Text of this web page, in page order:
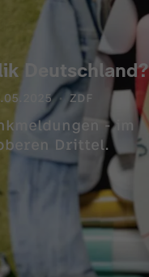
Deutschland?
ZDF
- im
Drittel.